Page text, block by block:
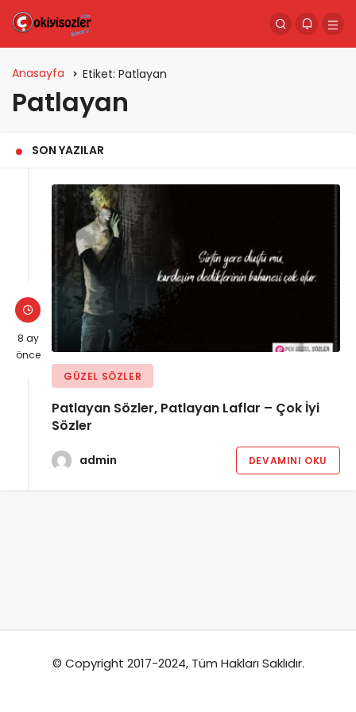
Anasayfa Etiket: Patlayan
Patlayan
SON YAZILAR
8 ay
önce
GÜZEL SÖZLER
Patlayan Sözler, Patlayan Laflar – Çok İyi
Sözler
admin DEVAMINI OKU
© Copyright 2017-2024, Tüm Hakları Saklıdır.